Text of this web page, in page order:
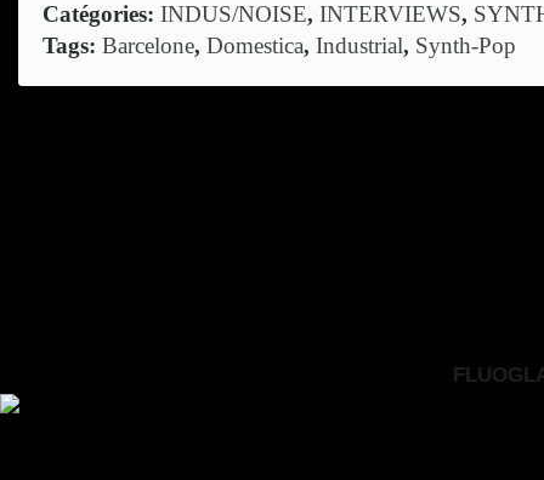
Catégories: INDUS/NOISE, INTERVIEWS,
Tags: Barcelone, Domestica, Industrial, Synth-Pop